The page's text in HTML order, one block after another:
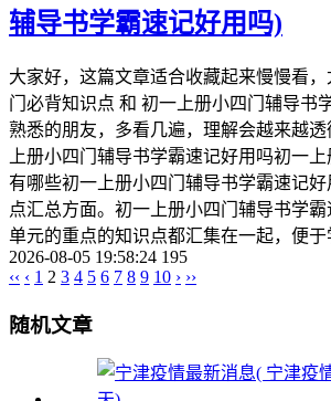
辅导书学霸速记好用吗)
大家好，这篇文章适合收藏起来慢慢看
门必背知识点 和 初一上册小四门辅导书
熟悉的朋友，多看几遍，理解会越来越
上册小四门辅导书学霸速记好用吗初一
有哪些初一上册小四门辅导书学霸速记
点汇总方面。初一上册小四门辅导书学
单元的重点的知识点都汇集在一起，便于
2026-08-05 19:58:24 195
‹‹ ‹ 1 2 3 4 5 6 7 8 9 10 › ››
随机文章